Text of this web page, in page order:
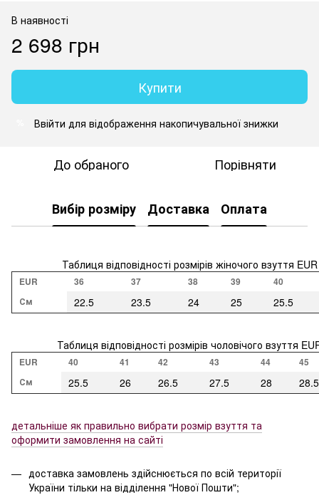
В наявності
2 698 грн
Купити
Ввійти для відображення накопичувальної знижки
До обраного Порівняти
Вибір розміру Доставка Оплата
Таблиця відповідності розмірів жіночого взуття EUR
EUR 36 37 38 39
40
См
22.5 23.5 24 25 25.5
Таблиця відповідності розмірів чоловічого взуття
EUR 40 41 42 43 44
45
См
25.5 26 26.5 27.5 28
детальніше як правильно вибрати розмір взуття та
оформити замовлення на сайті
доставка замовлень здійснюється по всій території
України тільки на відділення "Нової Пошти";